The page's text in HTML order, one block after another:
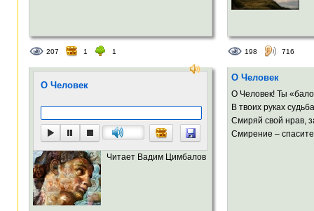
207 1 1 198 716
О Человек
Читает Вадим Цимбалов
О Человек
О Человек! Ты
В твоих руках
Смиряй свой нрав,
Смирение –